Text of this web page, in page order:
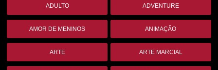
ADULTO ADVENTURE
AMOR DE MENINOS ANIMAÇÃO
ARTE ARTE MARCIAL